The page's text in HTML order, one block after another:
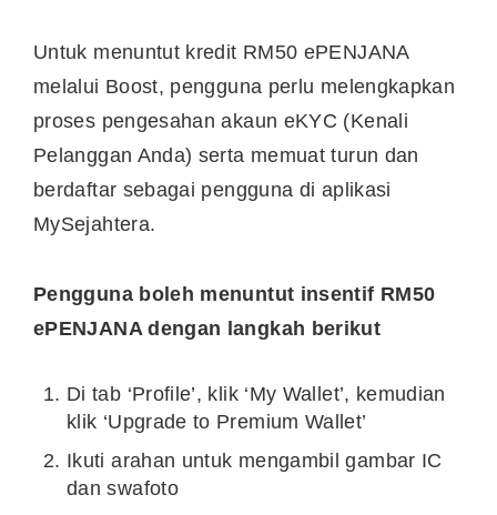
Untuk menuntut kredit RM50 ePENJANA
melalui Boost, pengguna perlu melengkapkan
proses pengesahan akaun eKYC (Kenali
Pelanggan Anda) serta memuat turun dan
berdaftar sebagai pengguna di aplikasi
MySejahtera.
Pengguna boleh menuntut insentif RM50
ePENJANA dengan langkah berikut
Di tab ‘Profile’, klik ‘My Wallet’, kemudian
klik ‘Upgrade to Premium Wallet’
Ikuti arahan untuk mengambil gambar IC
dan swafoto